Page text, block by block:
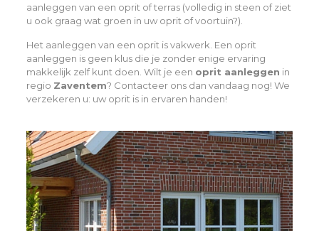
aanleggen van een oprit of terras (volledig in steen of ziet
u ook graag wat groen in uw oprit of voortuin?).
Het aanleggen van een oprit is vakwerk. Een oprit
aanleggen is geen klus die je zonder enige ervaring
makkelijk zelf kunt doen. Wilt je een oprit aanleggen in
regio Zaventem? Contacteer ons dan vandaag nog! We
verzekeren u: uw oprit is in ervaren handen!